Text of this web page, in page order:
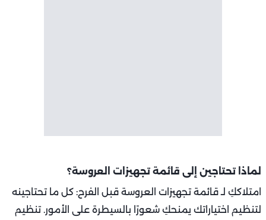
لماذا تحتاجين إلى قائمة تجهيزات العروسة؟
امتلاككِ لـ قائمة تجهيزات العروسة قبل الفرح: كل ما تحتاجينه
لتنظيم اختياراتك يمنحكِ شعورًا بالسيطرة على الأمور. تنظيم